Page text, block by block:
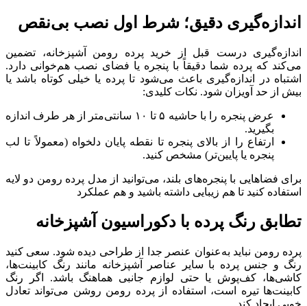
اندازه‌گیری دقیق؛ شرط اول نصب بی‌نقص
اندازه‌گیری درست قبل از خرید پرده رومن آشپزخانه، تضمین
می‌کند که پرده شما دقیقاً با پنجره یا فضای نصب هم‌خوانی دارد.
اشتباه در اندازه‌گیری باعث می‌شود تا پرده یا خیلی کوتاه باشد یا
بیش از حد آویزان شود. نکات کلیدی:
عرض پنجره را با حاشیه ۵ تا ۱۰ سانتی‌متر از هر طرف اندازه
بگیرید.
ارتفاع را از بالای پنجره تا نقطه پایان دلخواه (معمولاً تا لب
پنجره یا پایین‌تر) مشخص کنید.
برای فضاهایی با پنجره‌های بلند، می‌توانید از مدل پرده رومن دو لایه
استفاده کنید تا هم زیبایی داشته باشید و هم عملکرد
تطابق رنگ پرده با دکوراسیون آشپزخانه
پرده رومن نباید به‌عنوان عنصر جدا از طراحی دیده شود. سعی کنید
رنگ و جنس پرده با سایر عناصر آشپزخانه مانند رنگ کابینت‌ها،
کاشی‌ها، کف‌پوش یا حتی لوازم جانبی هماهنگ باشد. اگر رنگ
کابینت‌ها تیره است، استفاده از پرده رومن روشن می‌تواند تعادل
خوبی ایجاد کند.